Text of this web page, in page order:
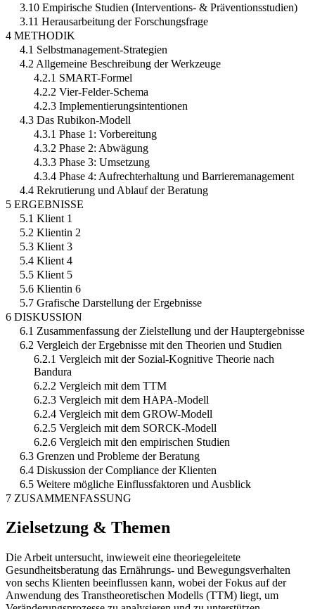
3.10 Empirische Studien (Interventions- & Präventionsstudien)
3.11 Herausarbeitung der Forschungsfrage
4 METHODIK
4.1 Selbstmanagement-Strategien
4.2 Allgemeine Beschreibung der Werkzeuge
4.2.1 SMART-Formel
4.2.2 Vier-Felder-Schema
4.2.3 Implementierungsintentionen
4.3 Das Rubikon-Modell
4.3.1 Phase 1: Vorbereitung
4.3.2 Phase 2: Abwägung
4.3.3 Phase 3: Umsetzung
4.3.4 Phase 4: Aufrechterhaltung und Barrieremanagement
4.4 Rekrutierung und Ablauf der Beratung
5 ERGEBNISSE
5.1 Klient 1
5.2 Klientin 2
5.3 Klient 3
5.4 Klient 4
5.5 Klient 5
5.6 Klientin 6
5.7 Grafische Darstellung der Ergebnisse
6 DISKUSSION
6.1 Zusammenfassung der Zielstellung und der Hauptergebnisse
6.2 Vergleich der Ergebnisse mit den Theorien und Studien
6.2.1 Vergleich mit der Sozial-Kognitive Theorie nach
Bandura
6.2.2 Vergleich mit dem TTM
6.2.3 Vergleich mit dem HAPA-Modell
6.2.4 Vergleich mit dem GROW-Modell
6.2.5 Vergleich mit dem SORCK-Modell
6.2.6 Vergleich mit den empirischen Studien
6.3 Grenzen und Probleme der Beratung
6.4 Diskussion der Compliance der Klienten
6.5 Weitere mögliche Einflussfaktoren und Ausblick
7 ZUSAMMENFASSUNG
Zielsetzung & Themen
Die Arbeit untersucht, inwieweit eine theoriegeleitete
Gesundheitsberatung das Ernährungs- und Bewegungsverhalten
von sechs Klienten beeinflussen kann, wobei der Fokus auf der
Anwendung des Transtheoretischen Modells (TTM) liegt, um